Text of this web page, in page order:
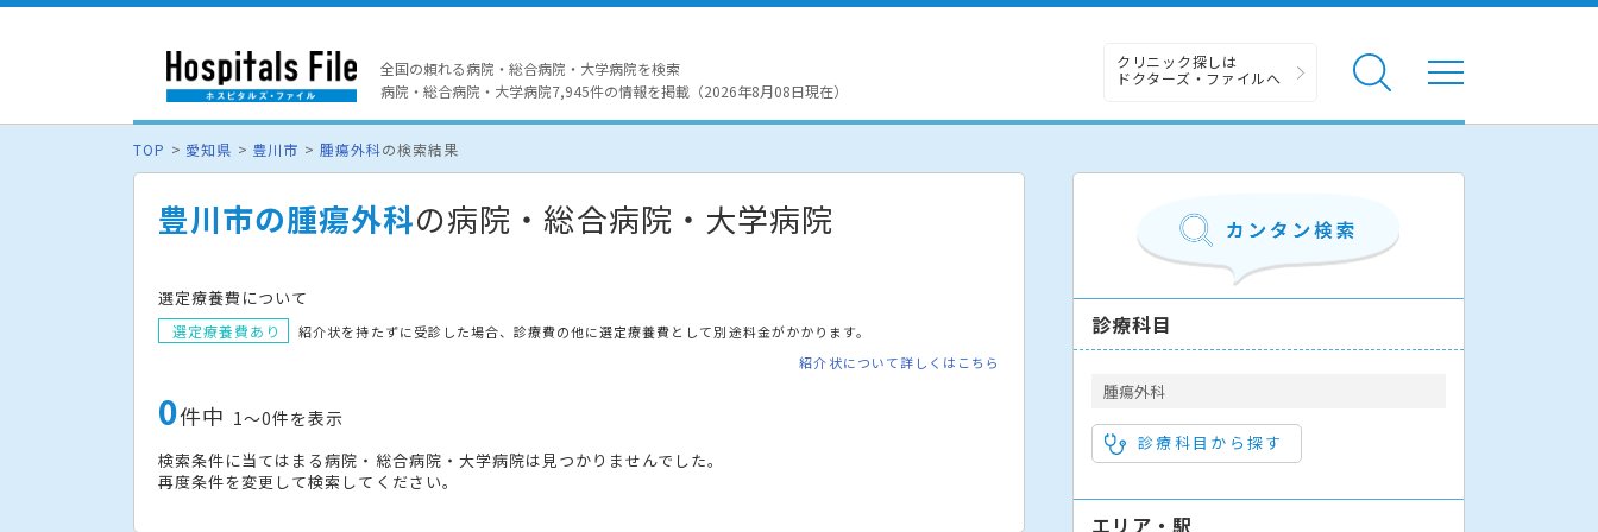
全国の頼れる病院・総合病院・大学病院を検索
病院・総合病院・大学病院7,945件の情報を掲載（2026年8月08日現在）
クリニック探しは
ドクターズ・ファイルへ
TOP 愛知県 豊川市 腫瘍外科の検索結果
豊川市の腫瘍外科の病院・総合病院・大学病院
選定療養費について
選定療養費あり
紹介状を持たずに受診した場合、診療費の他に選定療養費として別途料金がかかります。
紹介状について詳しくはこちら
0件中 1〜0件を表示
検索条件に当てはまる病院・総合病院・大学病院は見つかりませんでした。
再度条件を変更して検索してください。
診療科目
腫瘍外科
診療科目から探す
エリア・駅